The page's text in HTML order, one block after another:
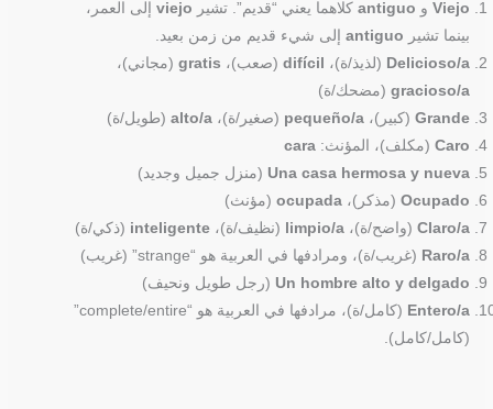
Viejo و antiguo كلاهما يعني “قديم”. تشير viejo إلى العمر،
بينما تشير antiguo إلى شيء قديم من زمن بعيد.
Delicioso/a (لذيذ/ة)، difícil (صعب)، gratis (مجاني)،
gracioso/a (مضحك/ة)
Grande (كبير)،pequeño/a (صغير/ة)،alto/a (طويل/ة)
Caro (مكلف)، المؤنث:cara
Una casa hermosa y nueva (منزل جميل وجديد)
Ocupado (مذكر)،ocupada (مؤنث)
Claro/a (واضح/ة)،limpio/a (نظيف/ة)،inteligente (ذكي/ة)
Raro/a (غريب/ة)، ومرادفها في العربية هو “strange” (غريب)
Un hombre alto y delgado (رجل طويل ونحيف)
Entero/a
(كامل/ة)، مرادفها في العربية هو “complete/entire”
(كامل/كامل).